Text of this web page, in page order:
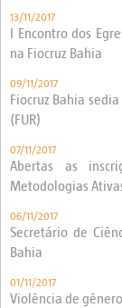
13/11/2017
I Encontro dos
na Fiocruz Bahia
09/11/2017
Fiocruz Bahia
(FUR)
07/11/2017
Abertas as
Metodologias
06/11/2017
Secretário de
Bahia
01/11/2017
Violência de